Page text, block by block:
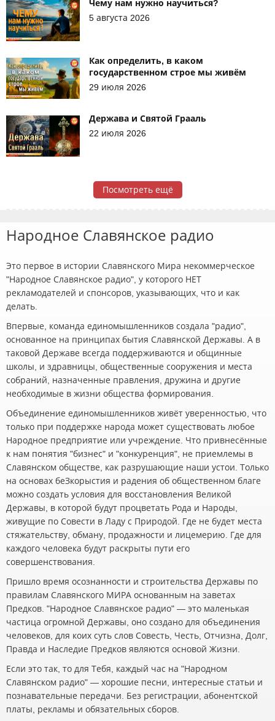
Чему нам нужно научиться?
5 августа 2026
Как определить, в каком
государственном строе мы живём
29 июля 2026
Держава и Святой Грааль
22 июля 2026
Посмотреть ещё
Народное Славянское радио
Это первое в истории Славянского Мира некоммерческое
"Народное Славянское радио", у которого НЕТ
рекламодателей и спонсоров, указывающих, что и как
делать.
Впервые, команда единомышленников создала "радио",
основанное на принципах бытия Славянской Державы. А в
таковой Державе всегда поддерживаются и общинные
школы, и здравницы, общественные сооружения и места
собраний, назначенные правления, дружина и другие
необходимые в жизни общества формирования.
Объединение единомышленников живёт уверенностью, что
только при поддержке народа может существовать любое
Народное предприятие или учреждение. Что привнесённые
к нам понятия "бизнес" и "конкуренция", не приемлемы в
Славянском обществе, как разрушающие наши устои. Только
на основах беЗкорыстия и радения об общественном благе
можно создать условия для восстановления Великой
Державы, в которой будут процветать Рода и Народы,
живущие по Совести в Ладу с Природой. Где не будет места
стяжательству, обману, продажности и лицемерию. Где для
каждого человека будут раскрыты пути его
совершенствования.
Пришло время осознанности и строительства Державы по
правилам Славянского МИРА основанным на заветах
Предков. "Народное Славянское радио" — это маленькая
частица огромной Державы, оно создано для объединения
человеков, для коих суть слов Совесть, Честь, Отчизна, Долг,
Правда и Наследие Предков являются основой Жизни.
Если это так, то для Тебя, каждый час на "Народном
Славянском радио" — хорошие песни, интересные статьи и
познавательные передачи. Без регистрации, абонентской
платы, рекламы и обязательных сборов.